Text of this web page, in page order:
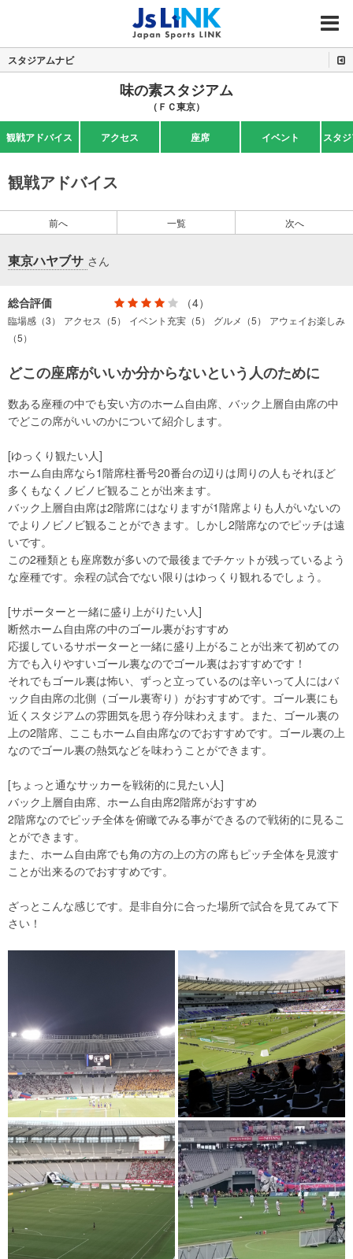
MENU
スタジアムナビ
味の素スタジアム
（ＦＣ東京）
観戦アドバイス アクセス 座席 イベント スタ
観戦アドバイス
前へ 一覧 次へ
東京ハヤブサ さん
総合評価 （4）
臨場感（3） アクセス（5） イベント充実（5） グルメ（5）
アウェイお楽しみ
（5）
どこの座席がいいか分からないという人のために
数ある座種の中でも安い方のホーム自由席、バック上層自由席の中
でどこの席がいいのかについて紹介します。
[ゆっくり観たい人]
ホーム自由席なら1階席柱番号20番台の辺りは周りの人もそれほど
多くもなくノビノビ観ることが出来ます。
バック上層自由席は2階席にはなりますが1階席よりも人がいないの
でよりノビノビ観ることができます。しかし2階席なのでピッチは遠
いです。
この2種類とも座席数が多いので最後までチケットが残っているよう
な座種です。余程の試合でない限りはゆっくり観れるでしょう。
[サポーターと一緒に盛り上がりたい人]
断然ホーム自由席の中のゴール裏がおすすめ
応援しているサポーターと一緒に盛り上がることが出来て初めての
方でも入りやすいゴール裏なのでゴール裏はおすすめです！
それでもゴール裏は怖い、ずっと立っているのは辛いって人にはバ
ック自由席の北側（ゴール裏寄り）がおすすめです。ゴール裏にも
近くスタジアムの雰囲気を思う存分味わえます。また、ゴール裏の
上の2階席、ここもホーム自由席なのでおすすめです。ゴール裏の上
なのでゴール裏の熱気などを味わうことができます。
[ちょっと通なサッカーを戦術的に見たい人]
バック上層自由席、ホーム自由席2階席がおすすめ
2階席なのでピッチ全体を俯瞰でみる事ができるので戦術的に見るこ
とができます。
また、ホーム自由席でも角の方の上の方の席もピッチ全体を見渡す
ことが出来るのでおすすめです。
ざっとこんな感じです。是非自分に合った場所で試合を見てみて下
さい！